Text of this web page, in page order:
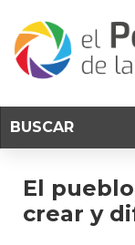
El
crear y